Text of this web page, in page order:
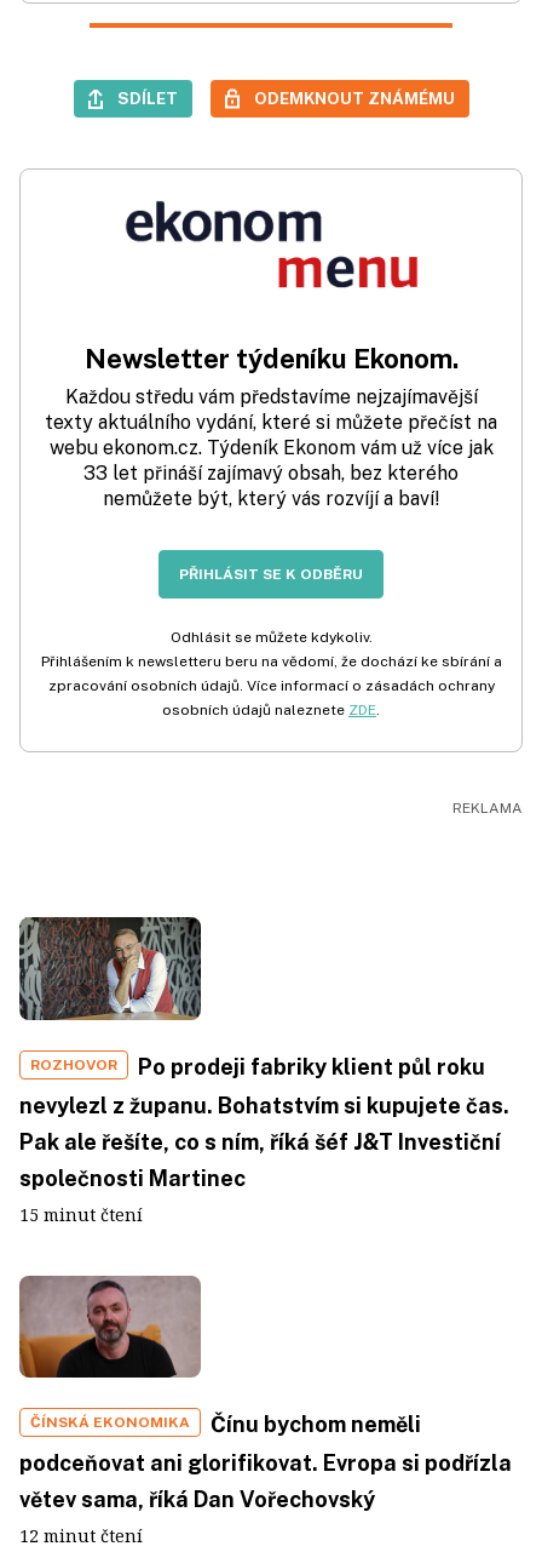
SDÍLET ODEMKNOUT ZNÁMÉMU
Newsletter týdeníku Ekonom.
Každou středu vám představíme nejzajímavější
texty aktuálního vydání, které si můžete přečíst na
webu ekonom.cz. Týdeník Ekonom vám už více jak
33 let přináší zajímavý obsah, bez kterého
nemůžete být, který vás rozvíjí a baví!
PŘIHLÁSIT SE K ODBĚRU
Odhlásit se můžete kdykoliv.
Přihlášením k newsletteru beru na vědomí, že dochází ke sbírání a
zpracování osobních údajů. Více informací o zásadách ochrany
osobních údajů naleznete ZDE.
ROZHOVOR
Po prodeji fabriky klient půl roku
nevylezl z županu. Bohatstvím si kupujete čas.
Pak ale řešíte, co s ním, říká šéf J&T Investiční
společnosti Martinec
15 minut čtení
ČÍNSKÁ EKONOMIKA
Čínu bychom neměli
podceňovat ani glorifikovat. Evropa si podřízla
větev sama, říká Dan Vořechovský
12 minut čtení